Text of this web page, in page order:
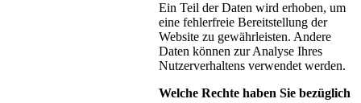
Ein Teil der Daten wird erhoben, um
eine fehlerfreie Bereitstellung der
Website zu gewährleisten. Andere
Daten können zur Analyse Ihres
Nutzerverhaltens verwendet werden.
Welche Rechte haben Sie bezüglich